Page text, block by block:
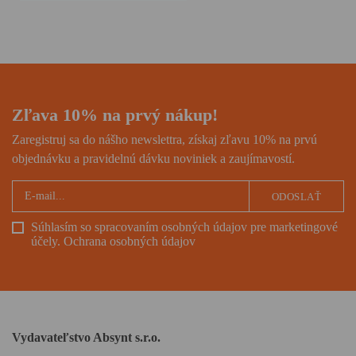
Zľava 10% na prvý nákup!
Zaregistruj sa do nášho newslettra, získaj zľavu 10% na prvú
objednávku a pravidelnú dávku noviniek a zaujímavostí.
Súhlasím so spracovaním osobných údajov pre marketingové
účely. Ochrana osobných údajov
ODOSLAŤ
Vydavateľstvo Absynt s.r.o.